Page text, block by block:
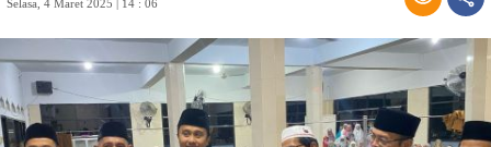
Selasa, 4 Maret 2025 | 14 : 06